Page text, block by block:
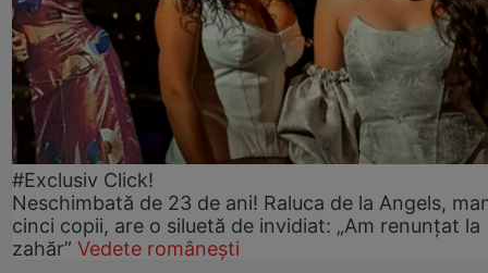
#Exclusiv Click!
Neschimbată de 23 de ani! Raluca de la Angels,
cinci copii, are o siluetă de invidiat: „Am renunțat la
zahăr” Vedete românești